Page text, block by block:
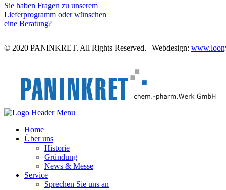
Sie haben Fragen zu unserem
Lieferprogramm oder wünschen
eine Beratung?
© 2020 PANINKRET. All Rights Reserved. | Webdesign:
Home
Über uns
Historie
Gründung
News & Messe
Service
Sprechen Sie uns an